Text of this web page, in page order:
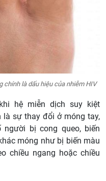
chính là dấu hiệu của nhiễm HIV
hệ miễn dịch suy kiệt
là sự thay đổi ở móng tay,
bị cong queo, biến
móng như bị biến màu
chiều ngang hoặc chiều